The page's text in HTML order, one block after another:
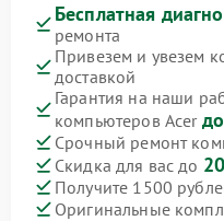
Бесплатная
ремонта
Привезем и увезем
доставкой
Гарантия на наши
компьютеров Acer
Срочный ремонт
Скидка для вас до
Получите 1500
Оригинальные